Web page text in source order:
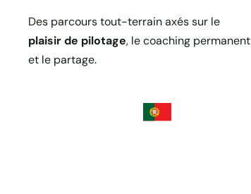
RandosDes parcours tout-terrain axés sur le
plaisir de pilotage, le coaching permanent
et le partage.